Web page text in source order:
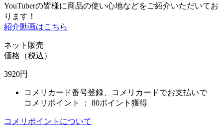
YouTuberの皆様に商品の使い心地などをご紹介いただいてお
ります！
紹介動画はこちら
ネット販売
価格（税込）
3920円
コメリカード番号登録、コメリカードでお支払いで
コメリポイント ： 80ポイント獲得
コメリポイントについて